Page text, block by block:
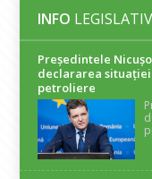
INFO LEGISLATIV
Președintele
declararea
petroliere